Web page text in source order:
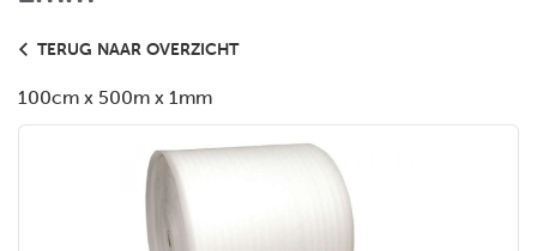
TERUG NAAR OVERZICHT
100cm x 500m x 1mm